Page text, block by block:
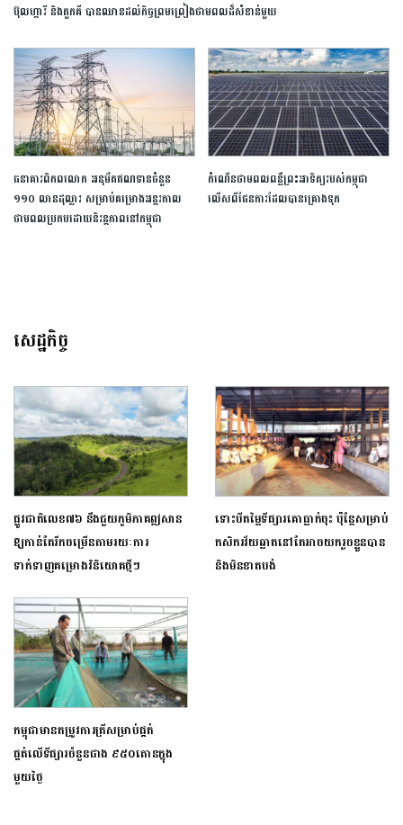
ប៊ុលហ្ការី និងតួកគី បានឈានដល់កិច្ចព្រមព្រៀងថាមពលដ៏សំខាន់មួយ
ធនាគារពិភពលោក អនុម័តឥណទាន​ចំនួន
១១០ លានដុល្លារ សម្រាប់គម្រោងអន្តរកាល
ថាមពលប្រកបដោយនិរន្តភាពនៅកម្ពុជា
កំណើនថាមពលពន្លឺព្រះអាទិត្យរបស់កម្ពុជា ​
លើសពី​ផែនការដែលបានគ្រោងទុក
សេដ្ឋកិច្ច
ផ្លូវជាតិលេខ៧៦ នឹង​ជួយ​ភូមិភាគ​ឦសាន​
ឱ្យ​កាន់​តែរីក​ចម្រើន​តាមរយៈការ
ទាក់ទាញ​គម្រោង​វិនិយោគ​ថ្មីៗ
ទោះបីតម្លៃទីផ្សារគោធ្លាក់ចុះ ប៉ុន្តែសម្រាប់
កសិករវ័យឆ្លាតនៅតែអាចយករួចខ្លួនបាន
និងមិនខាតបង់
កម្ពុជាមានតម្រូវការត្រីសម្រាប់ផ្គត់
ផ្គត់លើទីផ្សារចំនួនជាង ៩៥០តោនក្នុង
មួយថ្ងៃ